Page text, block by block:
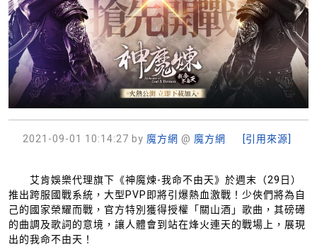
2021-09-01 10:14:27 by 魔方網 @ 魔方網 [引用來源]
艾肯娛樂代理旗下《神魔煉-我命不由天》於週末（29日）
推出跨服國戰系統，大型PVP即將引爆熱血激戰！少俠們將為自
己的國家榮耀而戰，官方特別獲得授權「關山酒」歌曲，其磅礡
的曲調及歌詞的意境，讓人體會到站在烽火連天的戰場上，展現
出的我命不由天！